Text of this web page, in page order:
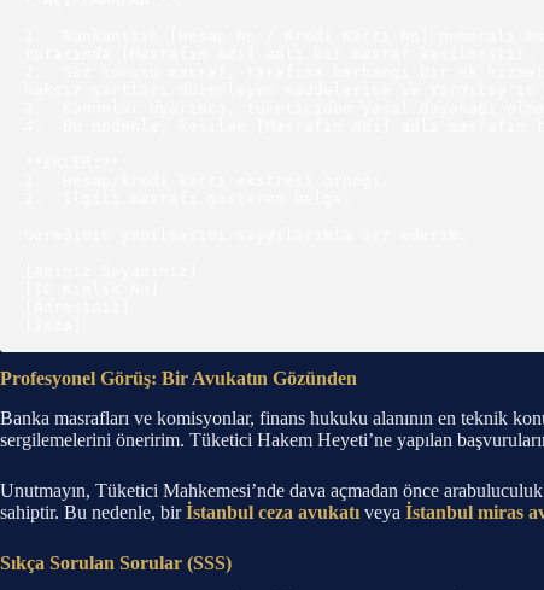
Profesyonel Görüş: Bir Avukatın Gözünden
Banka masrafları ve komisyonlar, finans hukuku alanının en teknik
sergilemelerini öneririm. Tüketici Hakem Heyeti’ne yapılan
Unutmayın, Tüketici Mahkemesi’nde dava açmadan önce
sahiptir. Bu nedenle, birİstanbul ceza avukatı veya İstanbul miras
Sıkça Sorulan Sorular (SSS)